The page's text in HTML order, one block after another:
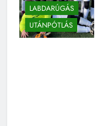
LABDARÚGÁS
UTÁNPÓTLÁS